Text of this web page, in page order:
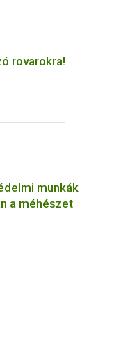
rovarokra!
munkák
a méhészet